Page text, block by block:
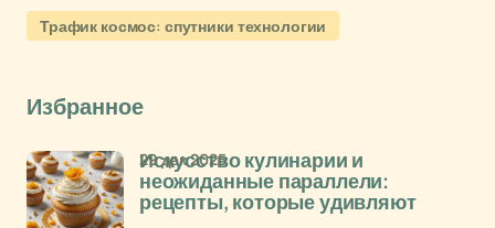
Трафик космос: спутники технологии
Избранное
Искусство кулинарии и
неожиданные параллели:
рецепты, которые удивляют
29 дек 2025